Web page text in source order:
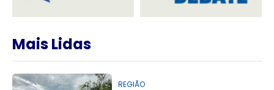
Mais Lidas
REGIÃO